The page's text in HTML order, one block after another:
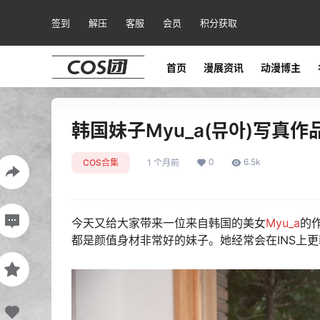
签到 解压 客服 会员 积分获取
首页 漫展资讯 动漫博主
韩国妹子Myu_a(뮤아)写真
COS合集 1 个月前 0 6.5k
今天又给大家带来一位来自韩国的美女Myu_a的
都是颜值身材非常好的妹子。她经常会在INS上